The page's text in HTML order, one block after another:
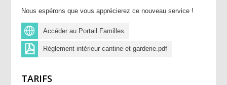
Nous espérons que vous apprécierez ce nouveau service !
Accéder au Portail Familles
Règlement intérieur cantine et garderie.pdf
TARIFS